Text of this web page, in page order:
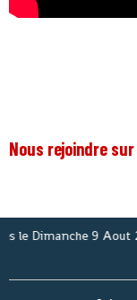
Nous rejoindre sur